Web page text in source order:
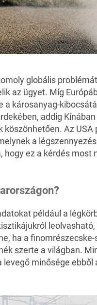
globális
az ügyet. Míg
a károsanyag-
addig
Az USA
a
hogy ez a kérdés most
például a
ha a finomrészecske-
szerte a világban.
minősége ebből